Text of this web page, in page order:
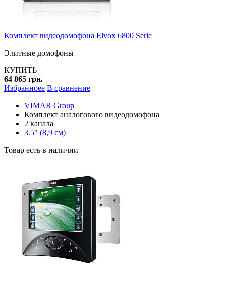
Комплект видеодомофона Elvox 6800 Serie
Элитные домофоны
КУПИТЬ
64 865 грн.
Избранноее В сравнение
VIMAR Group
Комплект аналогового видеодомофона
2 канала
3.5" (8,9 см)
Товар есть в наличии